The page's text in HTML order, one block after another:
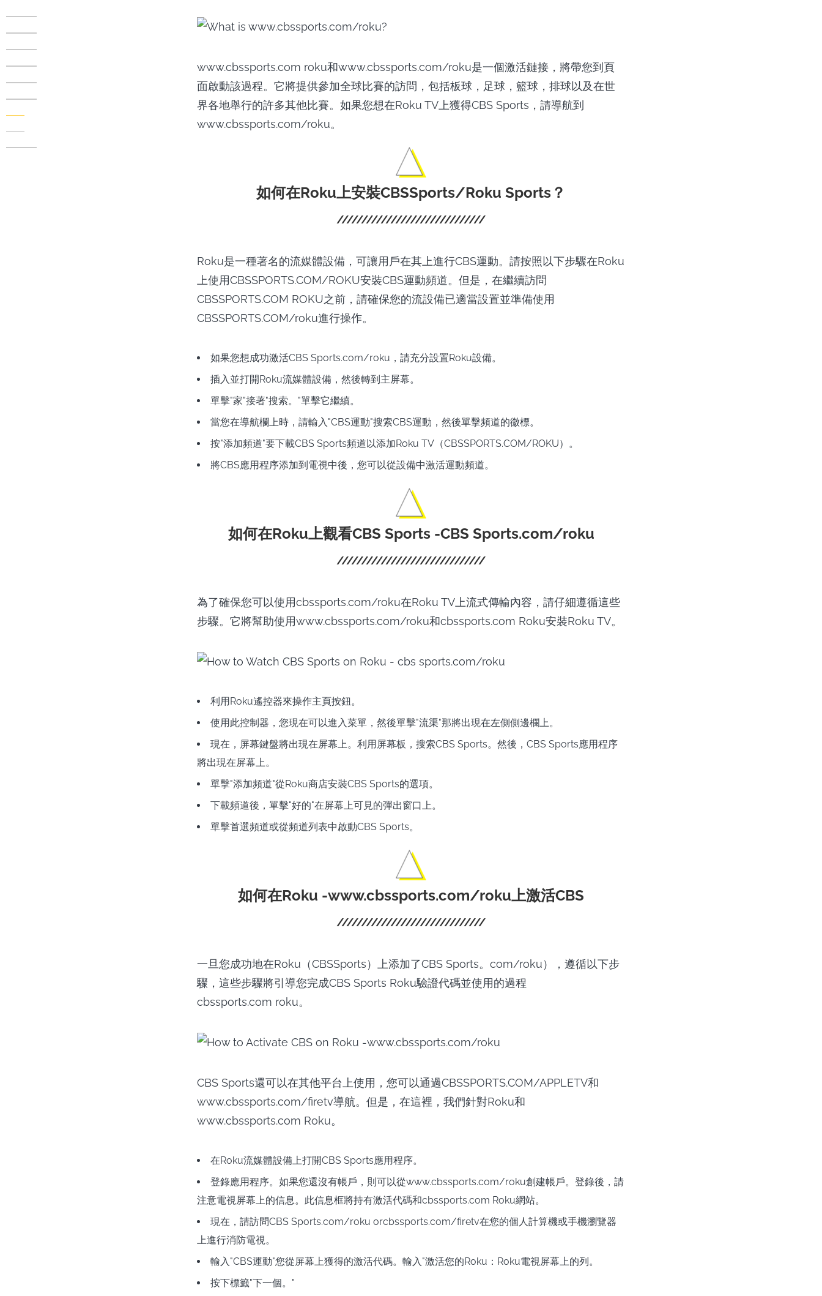
www.cbssports.com roku和www.cbssports.com/roku是一個激活鏈接，將帶您到頁
面啟動該過程。它將提供參加全球比賽的訪問，包括板球，足球，籃球，排球以及在世
界各地舉行的許多其他比賽。如果您想在Roku TV上獲得CBS Sports，請導航到
www.cbssports.com/roku。
如何在Roku上安裝CBSSports/Roku Sports？
Roku是一種著名的流媒體設備，可讓用戶在其上進行CBS運動。請按照以下步驟在Roku
上使用CBSSPORTS.COM/ROKU安裝CBS運動頻道。但是，在繼續訪問
CBSSPORTS.COM ROKU之前，請確保您的流設備已適當設置並準備使用
CBSSPORTS.COM/roku進行操作。
如果您想成功激活CBS Sports.com/roku，請充分設置Roku設備。
插入並打開Roku流媒體設備，然後轉到主屏幕。
單擊"家"接著"搜索。"單擊它繼續。
當您在導航欄上時，請輸入"CBS運動"搜索CBS運動，然後單擊頻道的徽標。
按"添加頻道"要下載CBS Sports頻道以添加Roku TV（CBSSPORTS.COM/ROKU）。
將CBS應用程序添加到電視中後，您可以從設備中激活運動頻道。
如何在Roku上觀看CBS Sports -CBS Sports.com/roku
為了確保您可以使用cbssports.com/roku在Roku TV上流式傳輸內容，請仔細遵循這些
步驟。它將幫助使用www.cbssports.com/roku和cbssports.com Roku安裝Roku TV。
利用Roku遙控器來操作主頁按鈕。
使用此控制器，您現在可以進入菜單，然後單擊"流渠"那將出現在左側側邊欄上。
現在，屏幕鍵盤將出現在屏幕上。利用屏幕板，搜索CBS Sports。然後，CBS Sports應用程序
將出現在屏幕上。
單擊"添加頻道"從Roku商店安裝CBS Sports的選項。
下載頻道後，單擊"好的"在屏幕上可見的彈出窗口上。
單擊首選頻道或從頻道列表中啟動CBS Sports。
如何在Roku -www.cbssports.com/roku上激活CBS
一旦您成功地在Roku（CBSSports）上添加了CBS Sports。com/roku），遵循以下步
驟，這些步驟將引導您完成CBS Sports Roku驗證代碼並使用的過程
cbssports.com roku。
CBS Sports還可以在其他平台上使用，您可以通過CBSSPORTS.COM/APPLETV和
www.cbssports.com/firetv導航。但是，在這裡，我們針對Roku和
www.cbssports.com Roku。
在Roku流媒體設備上打開CBS Sports應用程序。
登錄應用程序。如果您還沒有帳戶，則可以從www.cbssports.com/roku創建帳戶。登錄後，請
注意電視屏幕上的信息。此信息框將持有激活代碼和cbssports.com Roku網站。
現在，請訪問CBS Sports.com/roku orcbssports.com/firetv在您的個人計算機或手機瀏覽器
上進行消防電視。
輸入"CBS運動"您從屏幕上獲得的激活代碼。輸入"激活您的Roku：Roku電視屏幕上的列。
按下標籤"下一個。"